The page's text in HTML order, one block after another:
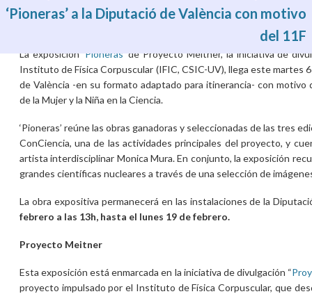
‘Pioneras’ a la Diputació de València con motivo
del 11F
La exposición ‘Pioneras’ de Proyecto Meitner, la iniciativa de
Instituto de Física Corpuscular (IFIC, CSIC-UV), llega este martes
de València -en su formato adaptado para itinerancia- con motivo
de la Mujer y la Niña en la Ciencia.
‘Pioneras’ reúne las obras ganadoras y seleccionadas de las tres
ConCiencia, una de las actividades principales del proyecto, y
artista interdisciplinar Monica Mura. En conjunto, la exposición
grandes científicas nucleares a través de una selección de
La obra expositiva permanecerá en las instalaciones de la
febrero a las 13h, hasta el lunes 19 de febrero.
Proyecto Meitner
Esta exposición está enmarcada en la iniciativa de divulgación “
proyecto impulsado por el Instituto de Física Corpuscular, que